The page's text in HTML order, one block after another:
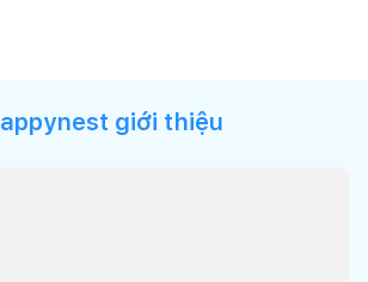
giới thiệu